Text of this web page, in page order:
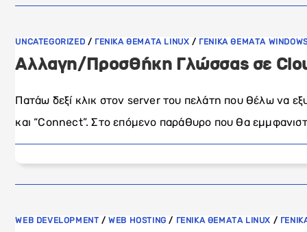
UNCATEGORIZED / ΓΕΝΙΚΑ ΘΕΜΑΤΑ LINUX / ΓΕΝΙΚΑ ΘΕΜΑΤΑ
Αλλαγη/Προσθήκη Γλώσσας σε
Πατάω δεξί κλικ στον server του πελάτη που θέλω να
και “Connect”. Στο επόμενο παράθυρο που θα
WEB DEVELOPMENT /WEB HOSTING / ΓΕΝΙΚΑ ΘΕΜΑΤΑ LINUX /